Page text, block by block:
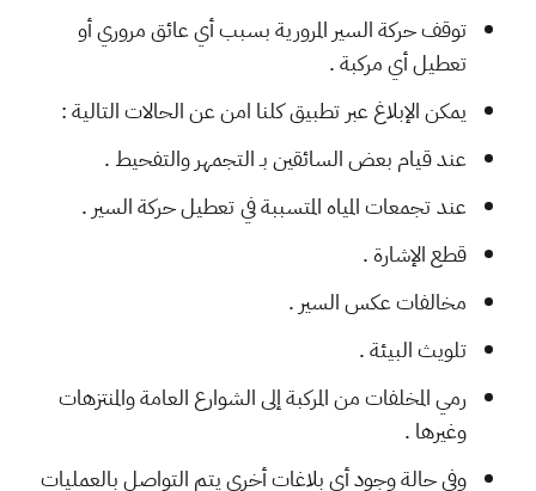
توقف حركة السير المرورية بسبب أي عائق مروري أو
تعطيل أي مركبة .
يمكن الإبلاغ عبر تطبيق كلنا امن عن الحالات التالية :
عند قيام بعض السائقين بـ التجمهر والتفحيط .
عند تجمعات المياه المتسببة في تعطيل حركة السير .
قطع الإشارة .
مخالفات عكس السير .
تلويث البيئة .
رمي المخلفات من المركبة إلى الشوارع العامة والمنتزهات
وغيرها .
وفي حالة وجود أي بلاغات أخرى يتم التواصل بالعمليات